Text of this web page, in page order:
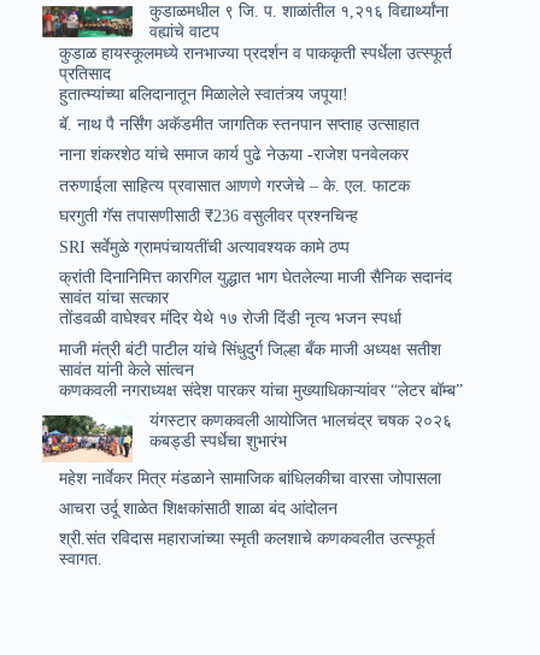
कुडाळमधील ९ जि. प. शाळांतील १,२१६ विद्यार्थ्यांना
वह्यांचे वाटप
कुडाळ हायस्कूलमध्ये रानभाज्या प्रदर्शन व पाककृती स्पर्धेला उत्स्फूर्त
प्रतिसाद
हुतात्म्यांच्या बलिदानातून मिळालेले स्वातंत्र्य जपूया!
बॅ. नाथ पै नर्सिंग अकॅडमीत जागतिक स्तनपान सप्ताह उत्साहात
नाना शंकरशेठ यांचे समाज कार्य पुढे नेऊया -राजेश पनवेलकर
तरुणाईला साहित्य प्रवासात आणणे गरजेचे – के. एल. फाटक
घरगुती गॅस तपासणीसाठी ₹236 वसुलीवर प्रश्नचिन्ह
SRI सर्वेमुळे ग्रामपंचायतींची अत्यावश्यक कामे ठप्प
क्रांती दिनानिमित्त कारगिल युद्धात भाग घेतलेल्या माजी सैनिक सदानंद
सावंत यांचा सत्कार
तोंडवळी वाघेश्वर मंदिर येथे १७ रोजी दिंडी नृत्य भजन स्पर्धा
माजी मंत्री बंटी पाटील यांचे सिंधुदुर्ग जिल्हा बँक माजी अध्यक्ष सतीश
सावंत यांनी केले सांत्वन
कणकवली नगराध्यक्ष संदेश पारकर यांचा मुख्याधिकाऱ्यांवर “लेटर बॉम्ब”
यंगस्टार कणकवली आयोजित भालचंद्र चषक २०२६
कबड्डी स्पर्धेचा शुभारंभ
महेश नार्वेकर मित्र मंडळाने सामाजिक बांधिलकीचा वारसा जोपासला
आचरा उर्दू शाळेत शिक्षकांसाठी शाळा बंद आंदोलन
श्री.संत रविदास महाराजांच्या स्मृती कलशाचे कणकवलीत उत्स्फूर्त
स्वागत.